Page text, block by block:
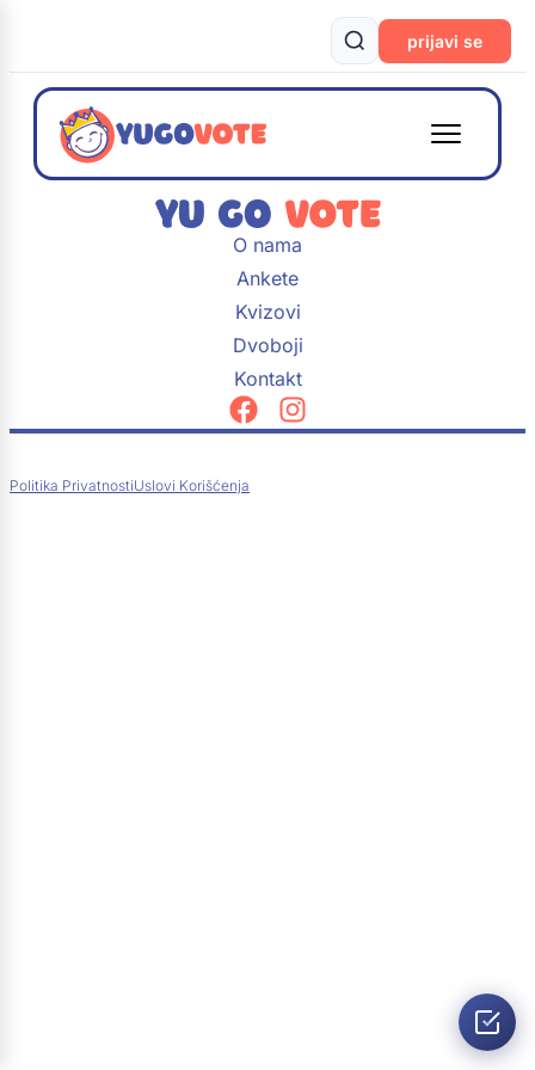
prijavi se
O nama
Ankete
Kvizovi
Dvoboji
Kontakt
Politika PrivatnostiUslovi Korišćenja